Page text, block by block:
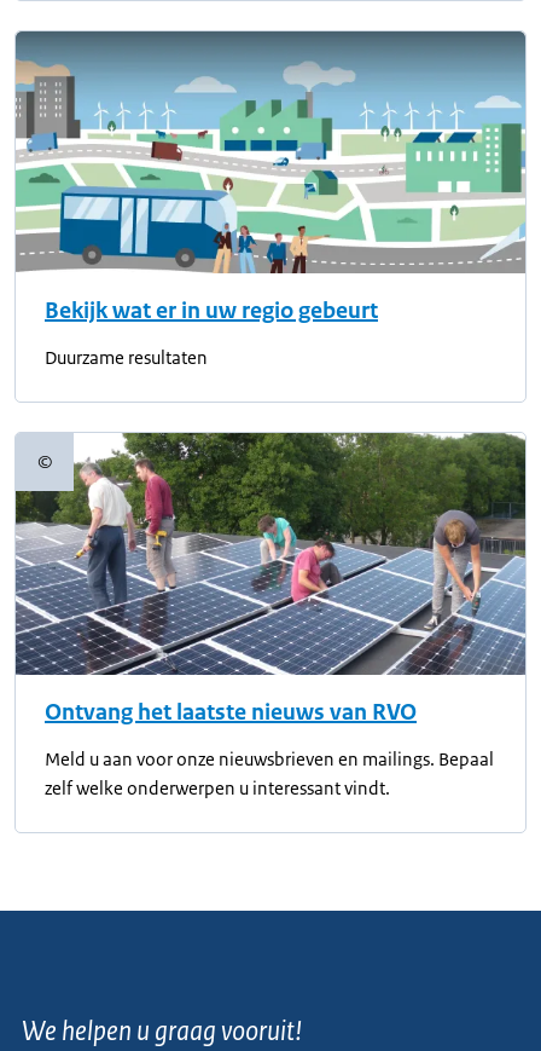
Bekijk wat er in uw regio gebeurt
Duurzame resultaten
©Copyrightinformatie
Ontvang het laatste nieuws van RVO
Meld u aan voor onze nieuwsbrieven en mailings. Bepaal
zelf welke onderwerpen u interessant vindt.
We helpen u graag vooruit!